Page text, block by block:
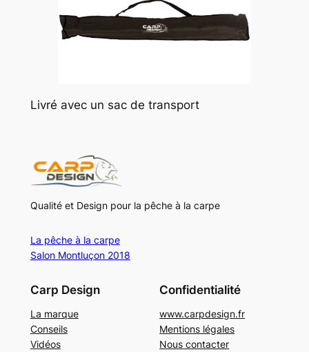
Livré avec un sac de transport
Qualité et Design pour la pêche à la carpe
La pêche à la carpe
Salon Montluçon 2018
Carp Design
La marque
Conseils
Vidéos
Confidentialité
www.carpdesign.fr
Mentions légales
Nous contacter